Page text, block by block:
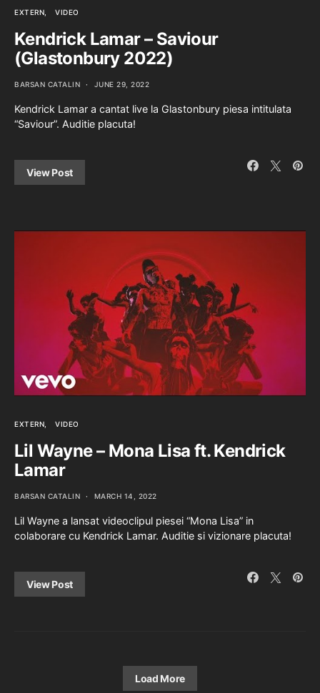
EXTERN VIDEO
Kendrick Lamar – Saviour
(Glastonbury 2022)
BARSAN CATALIN JUNE 29, 2022
Kendrick Lamar a cantat live la Glastonbury piesa intitulata
“Saviour”. Auditie placuta!
View Post
EXTERN VIDEO
Lil Wayne – Mona Lisa ft. Kendrick
Lamar
BARSAN CATALIN MARCH 14, 2022
Lil Wayne a lansat videoclipul piesei “Mona Lisa” in
colaborare cu Kendrick Lamar. Auditie si vizionare placuta!
View Post
Load More